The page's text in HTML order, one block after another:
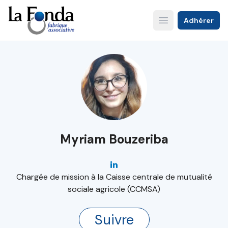
Aller
au
contenu
principal
Open main menu
Adhérer
Myriam Bouzeriba
Chargée de mission à la Caisse centrale de mutualité
sociale agricole (CCMSA)
Suivre